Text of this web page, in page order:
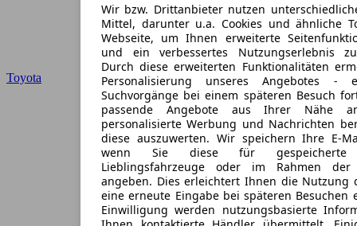
Wir bzw. Drittanbieter nutzen
Mittel, darunter u.a. Cookies und ähnliche
Webseite, um Ihnen erweiterte
und ein verbessertes Nutzungserlebnis
Durch diese erweiterten Funktionalitäten
Personalisierung unseres Angebotes
Suchvorgänge bei einem späteren Besuch
passende Angebote aus Ihrer Nähe
personalisierte Werbung und Nachrichten
diese auszuwerten. Wir speichern Ihre E-
wenn Sie diese für gespeicherte
Lieblingsfahrzeuge oder im Rahmen der
angeben. Dies erleichtert Ihnen die Nutzung
eine erneute Eingabe bei späteren
Einwilligung werden nutzungsbasierte
Toyota